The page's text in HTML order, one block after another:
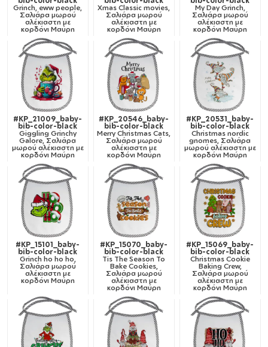
Grinch, eww people,
Σαλιάρα μωρού
αλέκιαστη με
κορδόνι Μαύρη
Xmas Classic movies,
Σαλιάρα μωρού
αλέκιαστη με
κορδόνι Μαύρη
My Day Grinch,
Σαλιάρα μωρού
αλέκιαστη με
κορδόνι Μαύρη
#KP_21009_baby-
bib-color-black
Giggling Grinchy
Galore, Σαλιάρα
μωρού αλέκιαστη με
κορδόνι Μαύρη
#KP_20546_baby-
bib-color-black
Merry Christmas Cats,
Σαλιάρα μωρού
αλέκιαστη με
κορδόνι Μαύρη
#KP_20531_baby-
bib-color-black
Christmas nordic
gnomes, Σαλιάρα
μωρού αλέκιαστη με
κορδόνι Μαύρη
#KP_15101_baby-
bib-color-black
Grinch ho ho ho,
Σαλιάρα μωρού
αλέκιαστη με
κορδόνι Μαύρη
#KP_15070_baby-
bib-color-black
Tis The Season To
Bake Cookies,
Σαλιάρα μωρού
αλέκιαστη με
κορδόνι Μαύρη
#KP_15069_baby-
bib-color-black
Christmas Cookie
Baking Crew,
Σαλιάρα μωρού
αλέκιαστη με
κορδόνι Μαύρη